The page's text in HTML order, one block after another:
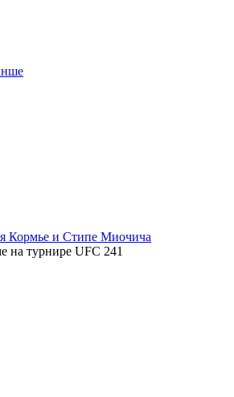
Кормье и Стипе Миочича
на турнире UFC 241